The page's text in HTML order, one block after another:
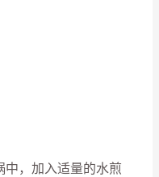
，加入适量的水煎